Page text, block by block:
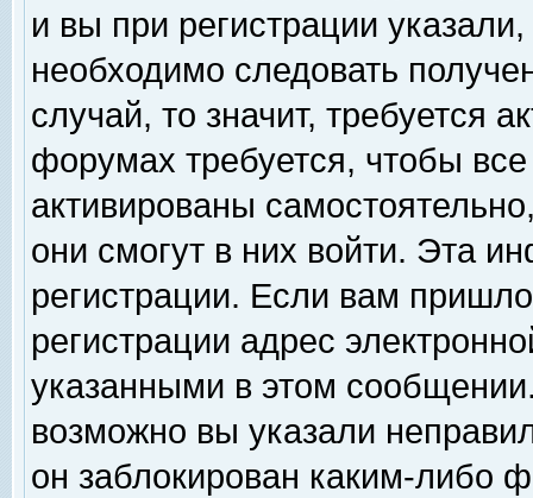
и вы при регистрации
необходимо следовать
случай, то значит, требуется
форумах требуется, чтобы
активированы
они смогут в них войти. Эта
регистрации. Если вам
регистрации адрес
указанными в этом
возможно вы указали
он заблокирован каким-либо